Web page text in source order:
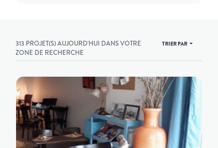
313 PROJET(S) AUJOURD'HUI DANS VOTRE
ZONE DE RECHERCHE
TRIER PAR